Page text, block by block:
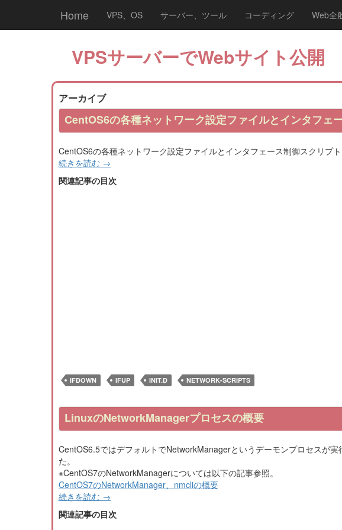
Home VPS、OS サーバー、ツール コーディング Web全
VPSサーバーでWebサイト公
アーカイブ
CentOS6の各種ネットワーク設定ファイルとインタフェ
CentOS6の各種ネットワーク設定ファイルとインタフェース制御スクリプト
続きを読む →
関連記事の目次
IFDOWN IFUP INIT.D NETWORK-SCRIPTS
LinuxのNetworkManagerプロセスの概要
CentOS6.5ではデフォルトでNetworkManagerというデーモンプロセスが
た。
※CentOS7のNetworkManagerについては以下の記事参照。
CentOS7のNetworkManager、nmcliの概要
続きを読む →
関連記事の目次